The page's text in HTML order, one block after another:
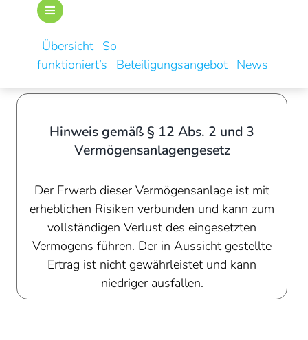
Übersicht So
funktioniert’s
Beteiligungsangebot News
Hinweis gemäß § 12 Abs. 2 und 3
Vermögensanlagengesetz
Der Erwerb dieser Vermögensanlage ist mit
erheblichen Risiken verbunden und kann zum
vollständigen Verlust des eingesetzten
Vermögens führen. Der in Aussicht gestellte
Ertrag ist nicht gewährleistet und kann
niedriger ausfallen.